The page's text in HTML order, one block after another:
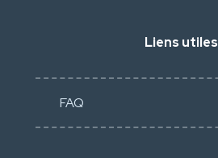
Liens utiles
FAQ